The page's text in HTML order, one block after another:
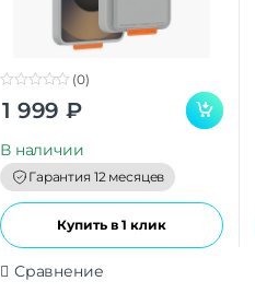
o
(0)
1 999 ₽
В наличии
Гарантия 12 месяцев
Купить в 1 клик
Сравнение